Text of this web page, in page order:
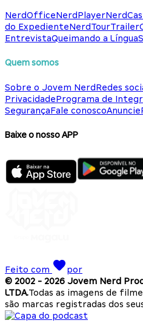
NerdOfficeNerdPlayer
do ExpedienteNerdTour
EntrevistaQueimando a Língua
Quem somos
Sobre o Jovem NerdRedes
PrivacidadePrograma de
SegurançaFale conoscoAnuncie
Baixe o nosso APP
Feito com
por
© 2002 - 2026 Jovem Nerd
LTDA.Todas as imagens de
são marcas registradas dos